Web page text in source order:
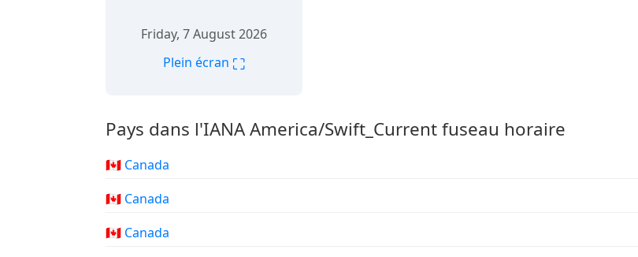
Friday, 7 August 2026
Plein écran ⛶
Pays dans l'IANA America/Swift_Current fuseau horaire
🇨🇦 Canada
🇨🇦 Canada
🇨🇦 Canada